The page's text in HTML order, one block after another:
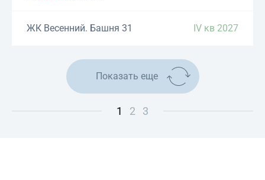
ЖК Весенний. Башня 31 IV кв 2027
Показать еще
1 2 3